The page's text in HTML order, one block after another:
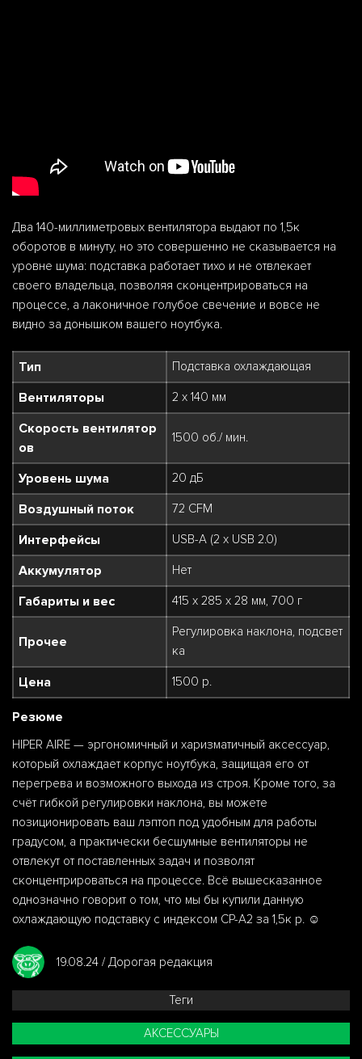
19.08.24 / Дорогая редакция
Теги
АКСЕССУАРЫ
Два 140-миллиметровых вентилятора выдают по 1,5к
оборотов в минуту, но это совершенно не сказывается на
уровне шума: подставка работает тихо и не отвлекает
своего владельца, позволяя сконцентрироваться на
процессе, а лаконичное голубое свечение и вовсе не
видно за донышком вашего ноутбука.
Тип Подставка охлаждающая
Вентиляторы 2 х 140 мм
Скорость вентилятор
ов
1500 об./ мин.
Уровень шума 20 дБ
Воздушный поток 72 CFM
Интерфейсы USB-A (2 х USB 2.0)
Аккумулятор Нет
Габариты и вес 415 x 285 x 28 мм, 700 г
Прочее
Регулировка наклона, подсвет
ка
Цена 1500 р.
Резюме
HIPER AIRE — эргономичный и харизматичный аксессуар,
который охлаждает корпус ноутбука, защищая его от
перегрева и возможного выхода из строя. Кроме того, за
счёт гибкой регулировки наклона, вы можете
позиционировать ваш лэптоп под удобным для работы
градусом, а практически бесшумные вентиляторы не
отвлекут от поставленных задач и позволят
сконцентрироваться на процессе. Всё вышесказанное
однозначно говорит о том, что мы бы купили данную
охлаждающую подставку с индексом CP-A2 за 1,5к р. ☺️